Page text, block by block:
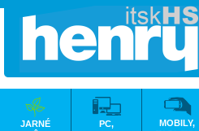
JARNÉ
PC,
MOBILY,